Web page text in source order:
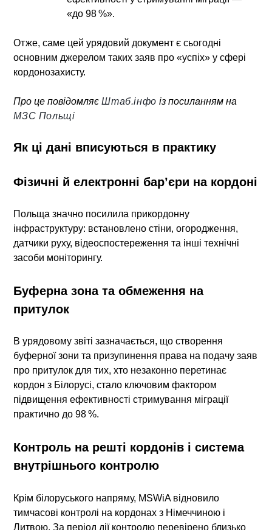
«до 98 %».
Отже, саме цей урядовий документ є сьогодні
основним джерелом таких заяв про «успіх» у сфері
кордонозахисту.
Про це повідомляєШтаб.інфоіз посиланням на
МЗС Польщі
Як ці дані вписуються в практику
Фізичні й електронні бар’єри на кордоні
Польща значно посилила прикордонну
інфраструктуру: встановлено стіни, огородження,
датчики руху, відеоспостереження та інші технічні
засоби моніторингу.
Буферна зона та обмеження на
притулок
В урядовому звіті зазначається, що створення
буферної зони та призупинення права на подачу заяв
про притулок для тих, хто незаконно перетинає
кордон з Білорусі, стало ключовим фактором
підвищення ефективності стримування міграції
практично до 98 %.
Контроль на решті кордонів і система
внутрішнього контролю
Крім білоруського напряму, MSWiA відновило
тимчасові контролі на кордонах з Німеччиною і
Литвою. За період дії контролю перевірено близько